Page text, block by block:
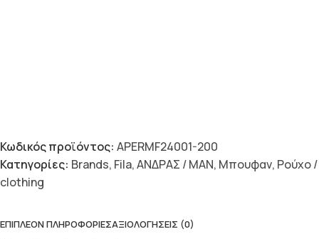
Κωδικός προϊόντος: APERMF24001-200
Κατηγορίες: Brands, Fila,ΑΝΔΡΑΣ / MAN, Μπουφαν, Ρούχο /
clothing
ΕΠΙΠΛΈΟΝ ΠΛΗΡΟΦΟΡΊΕΣΑΞΙΟΛΟΓΉΣΕΙΣ (0)